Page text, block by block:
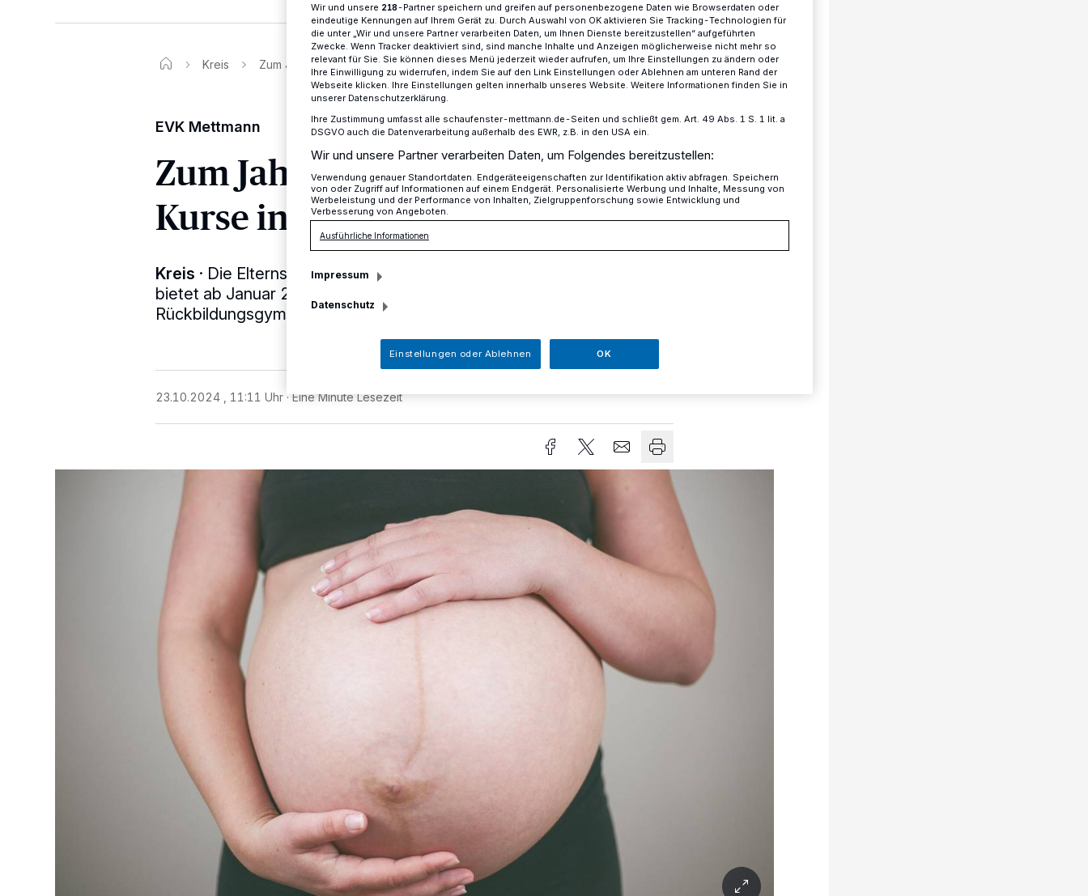
Kreis Zum Jahresbeginn starten neue Kurse in der Elternschule
EVK Mettmann
Zum Jahresbeginn starten neue
Kurse in der Elternschule
Kreis · Die Elternschule im Evangelischen Krankenhaus Mettmann
bietet ab Januar 2025 neue Kurse für die Geburtsvorbereitung und
Rückbildungsgymnastik an.
23.10.2024 , 11:11 Uhr Eine Minute Lesezeit
Wir und unsere 218-Partner speichern und greifen auf personenbezogene Daten wie Browserdaten oder
eindeutige Kennungen auf Ihrem Gerät zu. Durch Auswahl von OK aktivieren Sie Tracking-Technologien für
die unter „Wir und unsere Partner verarbeiten Daten, um Ihnen Dienste bereitzustellen“ aufgeführten
Zwecke. Wenn Tracker deaktiviert sind, sind manche Inhalte und Anzeigen möglicherweise nicht mehr so
relevant für Sie. Sie können dieses Menü jederzeit wieder aufrufen, um Ihre Einstellungen zu ändern oder
Ihre Einwilligung zu widerrufen, indem Sie auf den Link Einstellungen oder Ablehnen am unteren Rand der
Webseite klicken. Ihre Einstellungen gelten innerhalb unseres Website. Weitere Informationen finden Sie in
unserer Datenschutzerklärung.
Ihre Zustimmung umfasst alle schaufenster-mettmann.de-Seiten und schließt gem. Art. 49 Abs. 1 S. 1 lit. a
DSGVO auch die Datenverarbeitung außerhalb des EWR, z.B. in den USA ein.
Wir und unsere Partner verarbeiten Daten, um Folgendes bereitzustellen:
Verwendung genauer Standortdaten. Endgeräteeigenschaften zur Identifikation aktiv abfragen. Speichern
von oder Zugriff auf Informationen auf einem Endgerät. Personalisierte Werbung und Inhalte, Messung von
Werbeleistung und der Performance von Inhalten, Zielgruppenforschung sowie Entwicklung und
Verbesserung von Angeboten.
Ausführliche Informationen
Impressum
Datenschutz
Einstellungen oder Ablehnen OK